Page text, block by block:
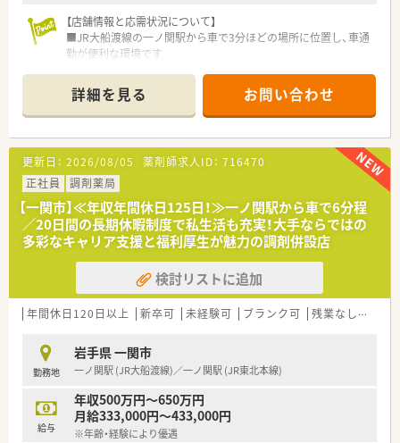
【店舗情報と応需状況について】
■JR大船渡線の一ノ関駅から車で3分ほどの場所に位置し、車通
勤が便利な環境です
方箋を応需しています
■薬剤師は常勤2名とパート1名の体制で、事務員3名と共に協力
して業務を行っています
【募集背景と求める人物像について】
■患者様サービスの向上と体制強化のため、新たに常勤として働
ける方を増員募集します
■地域医療への貢献に意欲的で、患者様一人ひとりに寄り添った
対応ができる方を求めます
■将来的な管理薬剤師候補としても期待しており、長く腰を据え
て働きたい方を歓迎します
【法人特徴について】
■岩手県内の一関市を中心に調剤薬局を展開しており、地域に深
く根差した経営を行っています
も助け合える風土があります
■転居を伴う転勤は発生しないため、地元で安定した生活基盤を
築きたい方に最適です
詳細を見る お問い合わせ
更新日： 2026/08/05 薬剤師求人ID： 716470
正社員
調剤薬局
【一関市】≪年収年間休日125日！≫一ノ関駅から車で6分程
／20日間の長期休暇制度で私生活も充実！大手ならではの
多彩なキャリア支援と福利厚生が魅力の調剤併設店
検討リストに追加
年間休日120日以上 新卒可 未経験可 ブランク可 残業なし(ほぼなし含む)
勤務地
岩手県 一関市
一ノ関駅 (JR大船渡線)／一ノ関駅 (JR東北本線)
給与
年収500万円～650万円
月給333,000円～433,000円
※年齢・経験により優遇